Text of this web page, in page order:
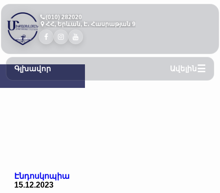
(010) 282020
ՀՀ, Երևան, Է․ Հասրաթյան 9
Գլխավոր Ավելին
Էնդոսկոպիա
15.12.2023